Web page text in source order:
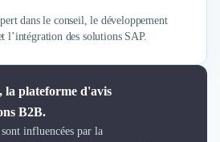
dans le conseil, le développement
l’intégration des solutions SAP.
la plateforme d'avis
B2B.
influencées par la